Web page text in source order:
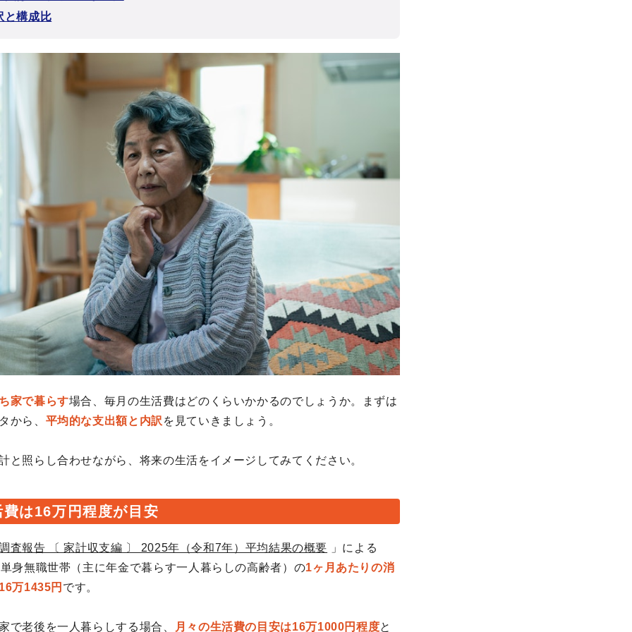
と構成比
家で暮らす場合、毎月の生活費はどのくらいかかるのでしょうか。まずは
から、 平均的な支出額と内訳 を見ていきましょう。
と照らし合わせながら、将来の生活をイメージしてみてください。
は16万円程度が目安
査報告 〔 家計収支編 〕 2025年（令和7年）平均結果の概要 」による
身無職世帯（主に年金で暮らす一人暮らしの高齢者）の1ヶ月あたりの消
万1435円 です。
で老後を一人暮らしする場合、 月々の生活費の目安は16万1000円程度と